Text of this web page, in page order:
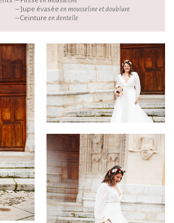
– Jupe évaséeen mousseline et doublure
– Ceintureen dentelle